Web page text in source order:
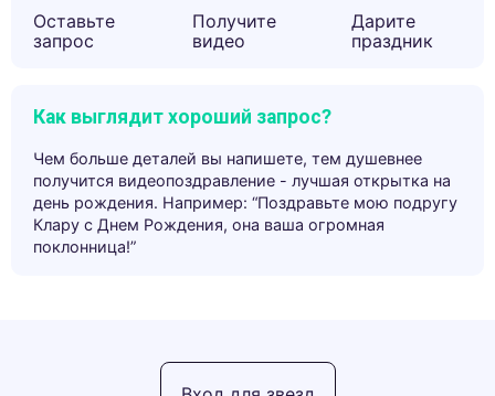
Оставьте
запрос
Получите
видео
Дарите
праздник
Как выглядит хороший запрос?
Чем больше деталей вы напишете, тем душевнее
получится видеопоздравление - лучшая открытка на
день рождения. Например: “Поздравьте мою подругу
Клару с Днем Рождения, она ваша огромная
поклонница!”